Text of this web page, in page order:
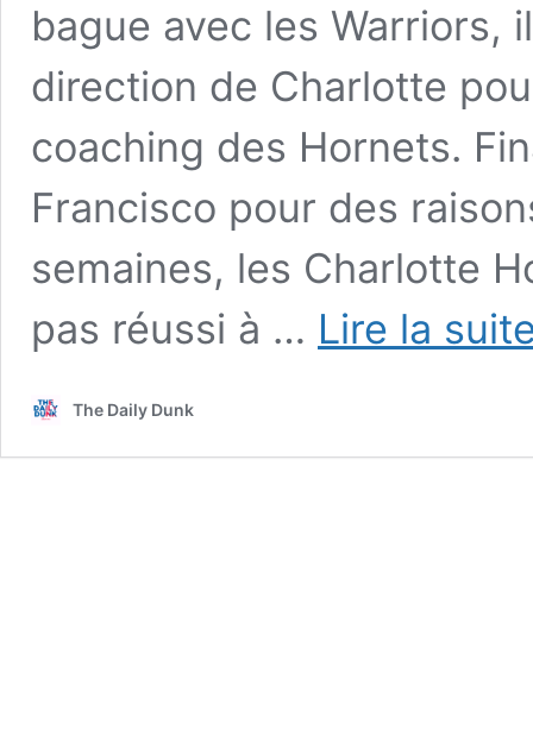
bague avec les Warriors,
direction de Charlotte
coaching des Hornets.
Francisco pour des
semaines, les Charlotte
pas réussi à … Lire la
The Daily Dunk